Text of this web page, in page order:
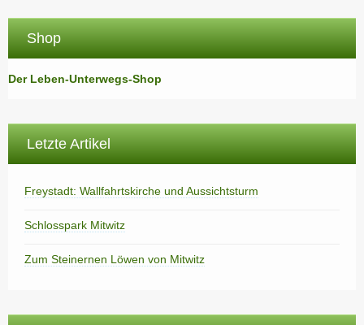
Shop
Der Leben-Unterwegs-Shop
Letzte Artikel
Freystadt: Wallfahrtskirche und Aussichtsturm
Schlosspark Mitwitz
Zum Steinernen Löwen von Mitwitz